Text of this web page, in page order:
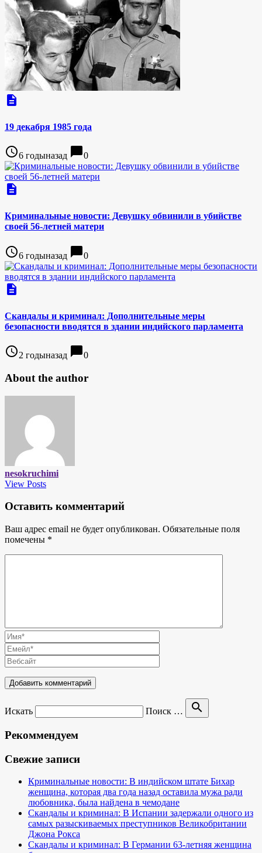
description
19 декабря 1985 года
access_time6 годыназад chat_bubble0
description
Криминальные новости: Девушку обвинили в убийстве
своей 56-летней матери
access_time6 годыназад chat_bubble0
description
Скандалы и криминал: Дополнительные меры
безопасности вводятся в здании индийского парламента
access_time2 годыназад chat_bubble0
About the author
nesokruchimi
View Posts
Оставить комментарий
Ваш адрес email не будет опубликован. Обязательные поля
помечены *
Искать Поиск … search
Рекоммендуем
Свежие записи
Криминальные новости: В индийском штате Бихар
женщина, которая два года назад оставила мужа ради
любовника, была найдена в чемодане
Скандалы и криминал: В Испании задержали одного из
самых разыскиваемых преступников Великобритании
Джона Рокса
Скандалы и криминал: В Германии 63-летняя женщина